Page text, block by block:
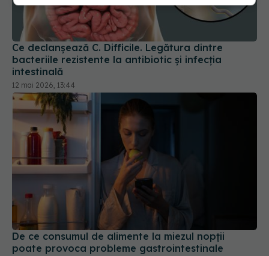
Ce declanșează C. Difficile. Legătura dintre
bacteriile rezistente la antibiotic și infecția
intestinală
12 mai 2026, 13:44
De ce consumul de alimente la miezul nopții
poate provoca probleme gastrointestinale